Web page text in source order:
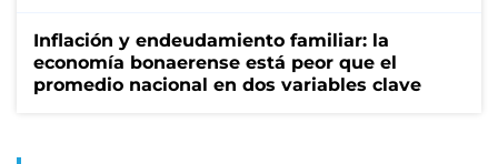
Inflación y endeudamiento familiar: la
economía bonaerense está peor que el
promedio nacional en dos variables clave